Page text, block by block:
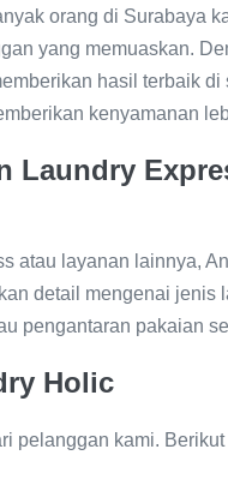
orang di Surabaya
yang memuaskan.
hasil terbaik
kenyamanan
Laundry
atau layanan lainnya,
detail mengenai jenis
pengantaran pakaian
Holic
pelanggan kami.